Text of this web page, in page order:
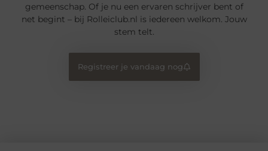
gemeenschap. Of je nu een ervaren schrijver bent of
net begint – bij Rolleiclub.nl is iedereen welkom. Jouw
stem telt.
Registreer je vandaag nog